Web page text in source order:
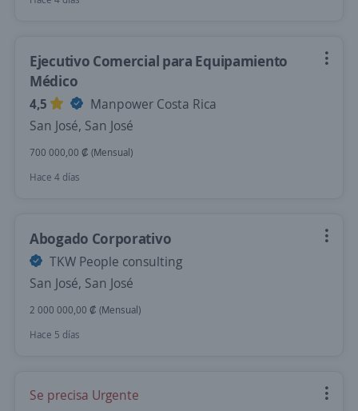
Ejecutivo Comercial para Equipamiento
Médico
4,5
Manpower Costa Rica
San José, San José
700 000,00 ₡ (Mensual)
Hace 4 días
Abogado Corporativo
TKW People consulting
San José, San José
2 000 000,00 ₡ (Mensual)
Hace 5 días
Se precisa Urgente